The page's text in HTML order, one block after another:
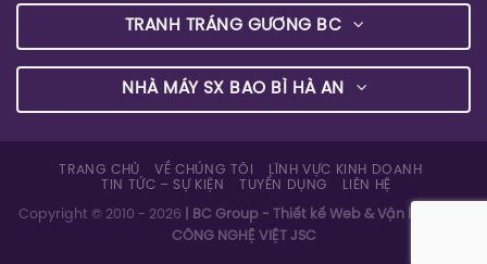
TRANH TRÁNG GƯƠNG BC
NHÀ MÁY SX BAO BÌ HÀ AN
TRANG CHỦ VỀ CHÚNG TÔI
LĨNH VỰC KINH DOANH
TIN TỨC – SỰ KIỆN
TUYỂN DỤNG LIÊN HỆ
Copyright © 2010 - 2026
| BC Group - Thiết kế Web & Vận hành bởi
CÔNG NGHỆ VIỆT JSC